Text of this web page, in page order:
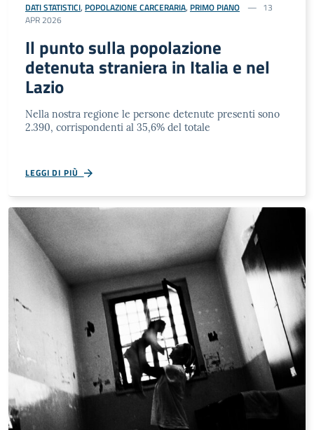
DATI STATISTICI, POPOLAZIONE CARCERARIA, PRIMO PIANO
13
APR 2026
Il punto sulla popolazione
detenuta straniera in Italia e nel
Lazio
Nella nostra regione le persone detenute presenti sono
2.390, corrispondenti al 35,6% del totale
LEGGI DI PIÙ